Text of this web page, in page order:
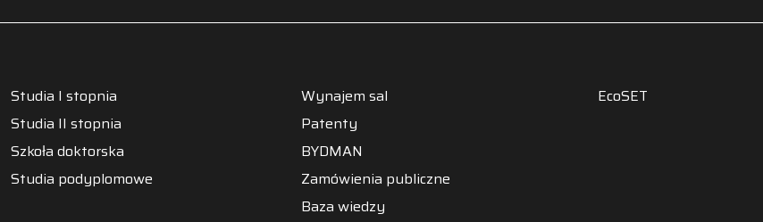
Studia I stopnia
Studia II stopnia
Szkoła doktorska
Studia podyplomowe
Wynajem sal
Patenty
BYDMAN
Zamówienia publiczne
Baza wiedzy
EcoSET